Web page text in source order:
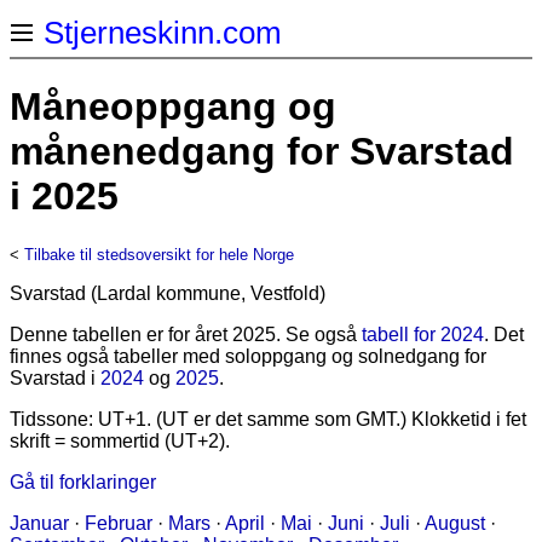
Stjerneskinn.com
Måneoppgang og
månenedgang for Svarstad
i 2025
< Tilbake til stedsoversikt for hele Norge
Svarstad (Lardal kommune, Vestfold)
Denne tabellen er for året 2025. Se også tabell for 2024. Det
finnes også tabeller med soloppgang og solnedgang for
Svarstad i 2024 og 2025.
Tidssone: UT+1. (UT er det samme som GMT.) Klokketid i fet
skrift = sommertid (UT+2).
Gå til forklaringer
Januar · Februar · Mars · April · Mai · Juni · Juli · August·